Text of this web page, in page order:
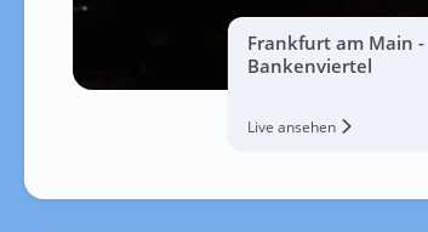
Frankfurt am Main -
Bankenviertel
Live ansehen